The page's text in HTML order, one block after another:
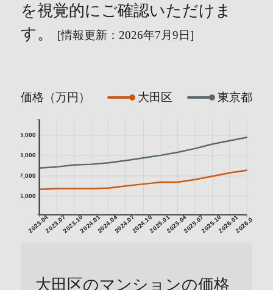
を視覚的にご確認いただけま
す。
[情報更新：2026年7月9日]
価格（万円） 大田区 東京都
2023.042023.072023.102024.012024.042024.072024.102025.012025.042025.072025.102026.012026.04
6,000
7,000
8,000
9,000
大田区のマンションの価格